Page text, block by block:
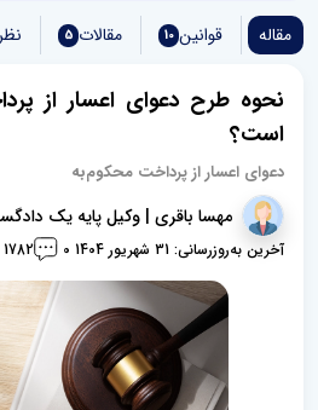
مقاله قوانین 10 مقالات 5
نحوه طرح دعوای اعسار از
است؟
دعوای اعسار از پرداخت محکوم‌به
مهسا باقری | وکیل پایه یک
آخرین به‌روزرسانی: 31 شهریور 1404 0
1782